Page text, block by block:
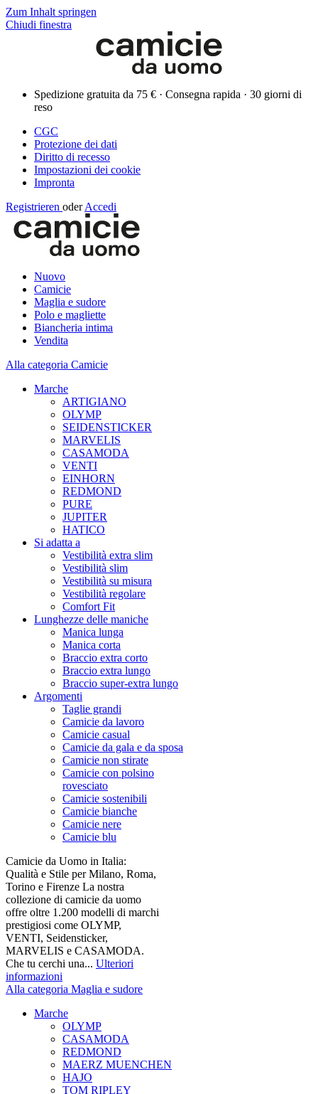
Zum Inhalt springen
Chiudi finestra
Spedizione gratuita da 75 € · Consegna rapida · 30 giorni di
reso
CGC
Protezione dei dati
Diritto di recesso
Impostazioni dei cookie
Impronta
Registrieren oder Accedi
Nuovo
Camicie
Maglia e sudore
Polo e magliette
Biancheria intima
Vendita
Alla categoria Camicie
Marche
ARTIGIANO
OLYMP
SEIDENSTICKER
MARVELIS
CASAMODA
VENTI
EINHORN
REDMOND
PURE
JUPITER
HATICO
Si adatta a
Vestibilità extra slim
Vestibilità slim
Vestibilità su misura
Vestibilità regolare
Comfort Fit
Lunghezze delle maniche
Manica lunga
Manica corta
Braccio extra corto
Braccio extra lungo
Braccio super-extra lungo
Argomenti
Taglie grandi
Camicie da lavoro
Camicie casual
Camicie da gala e da sposa
Camicie non stirate
Camicie con polsino
rovesciato
Camicie sostenibili
Camicie bianche
Camicie nere
Camicie blu
Camicie da Uomo in Italia:
Qualità e Stile per Milano, Roma,
Torino e Firenze La nostra
collezione di camicie da uomo
offre oltre 1.200 modelli di marchi
prestigiosi come OLYMP,
VENTI, Seidensticker,
MARVELIS e CASAMODA.
Che tu cerchi una... Ulteriori
informazioni
Alla categoria Maglia e sudore
Marche
OLYMP
CASAMODA
REDMOND
MAERZ MUENCHEN
HAJO
TOM RIPLEY